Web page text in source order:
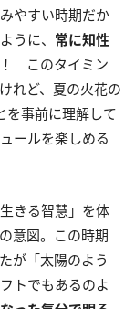
やすい時期だか
うに、 常に知性
このタイミン
れど、夏の火花の
事前に理解して
ールを楽しめる
きる智慧」を体
意図。この時期
が「太陽のよう
トでもあるのよ